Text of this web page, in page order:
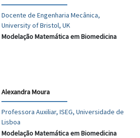
Docente de Engenharia Mecânica,
University of Bristol, UK
Modelação Matemática em Biomedicina
Alexandra Moura
Professora Auxiliar, ISEG, Universidade de
Lisboa
Modelação Matemática em Biomedicina